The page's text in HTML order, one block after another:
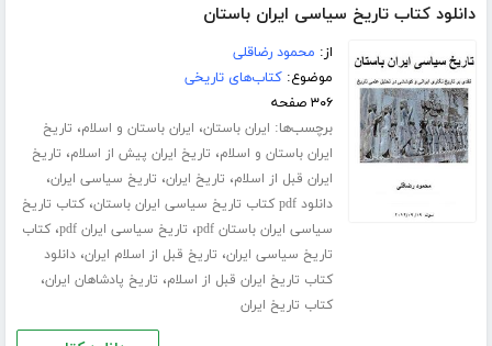
دانلود کتاب تاریخ سیاسی ایران باستان
از: محمود رضاقلی
موضوع:کتاب‌های تاریخی
۳۰۶ صفحه
برچسب‌ها: ایران باستان، ایران باستان و اسلام، تاریخ
ایران باستان و اسلام، تاریخ ایران پیش از اسلام، تاریخ
ایران قبل از اسلام، تاریخ ایران، تاریخ سیاسی ایران،
دانلود pdf کتاب تاریخ سیاسی ایران باستان ،کتاب تاریخ
سیاسی ایران باستان pdf
، تاریخ سیاسی ایران pdf ،کتاب
تاریخ سیاسی ایران، تاریخ قبل از اسلام ایران،دانلود
کتاب تاریخ ایران قبل از اسلام، تاریخ پادشاهان ایران،
کتاب تاریخ ایران